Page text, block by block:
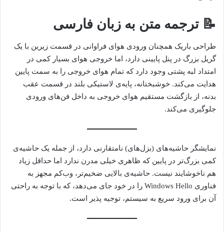
📝 ترجمه متن به زبان فارسی
طراحی باریک همچنان ورودی هوای فراوانی در قسمت زیرین با یک
گریل بزرگ در پنل پایینی دارد، اما خروجی هوای بسیار کمی در
امتداد لبه پشتی وجود دارد که تمام هوای خروجی را به سمت پایین
هدایت می‌کند. خوشبختانه، پایه‌ی لاستیکی بلند در قسمت عقب
بدنه، از بازگشت مستقیم هوای خروجی به داخل فن‌های ورودی
جلوگیری می‌کند.
نمایشگر حاشیه‌های (بزل‌های) نامتقارنی دارد، از جمله یک حاشیه‌ی
کمی بزرگ‌تر در پایین که ظاهری خیلی مدرن ندارد اما حداقل زیاد
هم ناخوشایند نیست. حاشیه‌ی بالایی ضخیم‌تر، وب‌کم مجهز به
فناوری Windows Hello را در خود جای می‌دهد، که با توجه به راحتی
آن برای ورود سریع به سیستم، توجیه پذیر است.